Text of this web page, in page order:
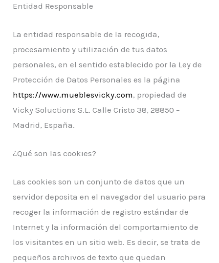
Entidad Responsable
La entidad responsable de la recogida,
procesamiento y utilización de tus datos
personales, en el sentido establecido por la Ley de
Protección de Datos Personales es la página
https://www.mueblesvicky.com, propiedad de
Vicky Soluctions S.L. Calle Cristo 38, 28850 –
Madrid, España.
¿Qué son las cookies?
Las cookies son un conjunto de datos que un
servidor deposita en el navegador del usuario para
recoger la información de registro estándar de
Internet y la información del comportamiento de
los visitantes en un sitio web. Es decir, se trata de
pequeños archivos de texto que quedan